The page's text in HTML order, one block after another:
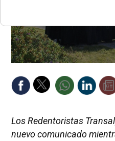
Los Redentoristas
nuevo comunicado